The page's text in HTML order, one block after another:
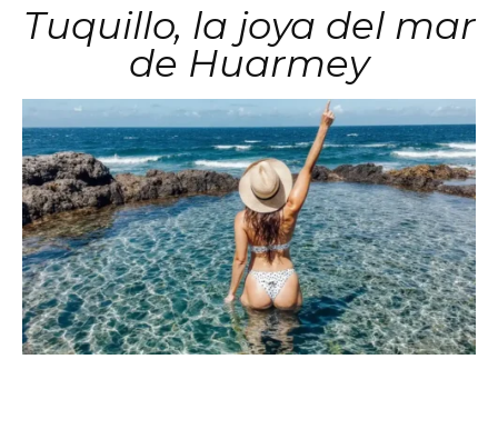
Tuquillo, la joya del mar
de Huarmey